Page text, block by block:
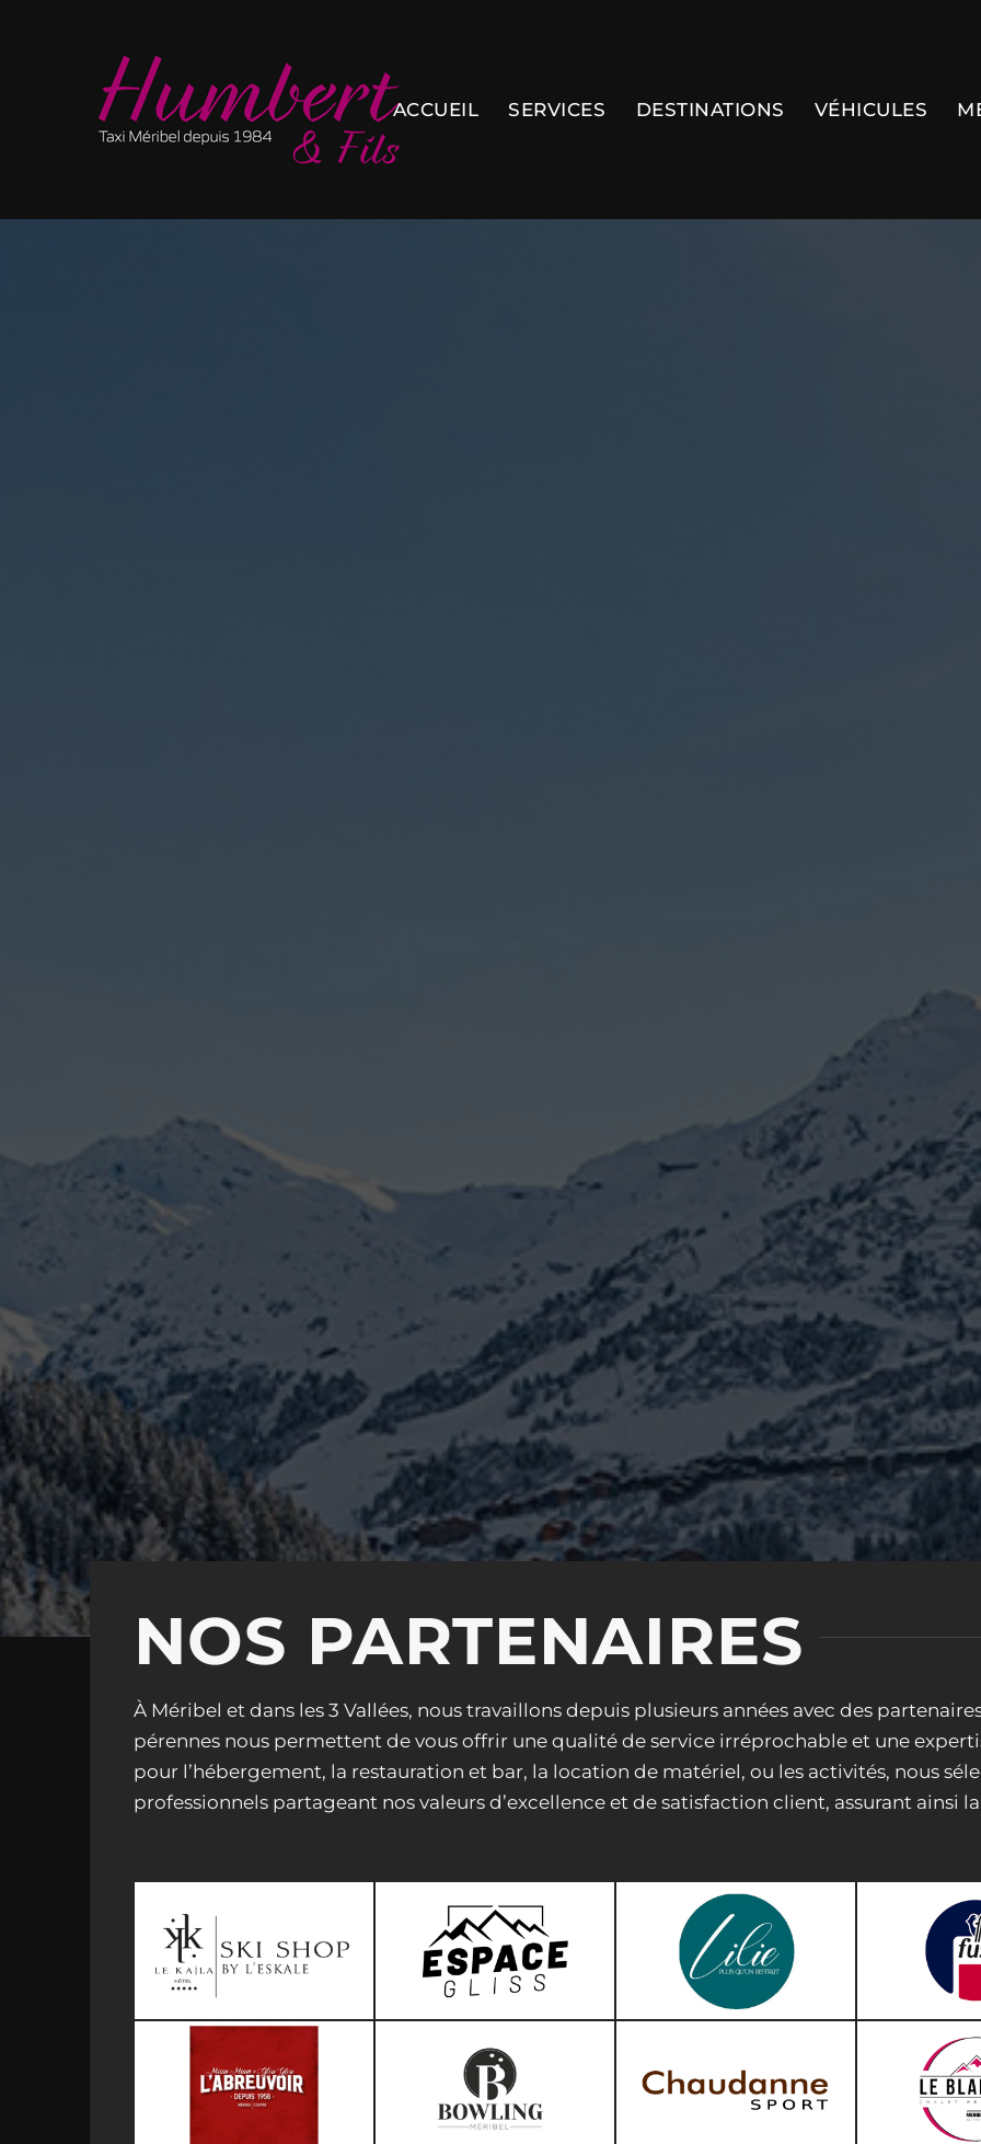
ACCUEIL SERVICES DESTINATIONS VÉHICULES
NOS PARTENAIRES
À Méribel et dans les 3 Vallées, nous travaillons depuis plusieurs années avec des
pérennes nous permettent de vous offrir une qualité de service irréprochable et une
pour l’hébergement, la restauration et bar, la location de matériel, ou les activités, nous
professionnels partageant nos valeurs d’excellence et de satisfaction client, assurant ainsi